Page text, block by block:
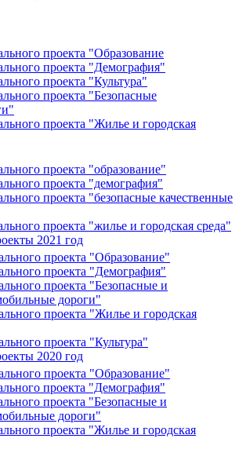
проекта "Образование
проекта "Демография"
проекта "Культура"
проекта "Безопасные
проекта "Жилье и городская
проекта "образование"
проекта "демография"
проекта "безопасные качественные
проекта "жилье и городская среда"
2021 год
проекта "Образование"
проекта "Демография"
проекта "Безопасные и
дороги"
проекта "Жилье и городская
проекта "Культура"
2020 год
проекта "Образование"
проекта "Демография"
проекта "Безопасные и
дороги"
проекта "Жилье и городская